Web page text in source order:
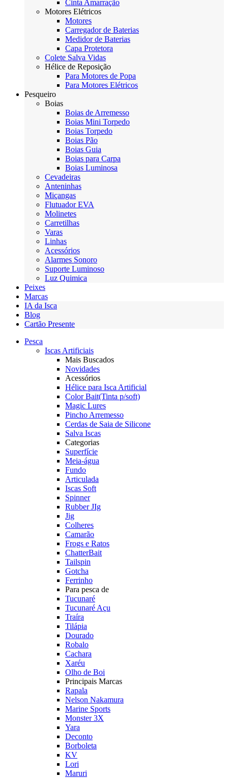
Cinta Amarração
Motores Elétricos
Motores
Carregador de Baterias
Medidor de Baterias
Capa Protetora
Colete Salva Vidas
Hélice de Reposição
Para Motores de Popa
Para Motores Elétricos
Pesqueiro
Boias
Boias de Arremesso
Boias Mini Torpedo
Boias Torpedo
Boias Pão
Boias Guia
Boias para Carpa
Boias Luminosa
Cevadeiras
Anteninhas
Miçangas
Flutuador EVA
Molinetes
Carretilhas
Varas
Linhas
Acessórios
Alarmes Sonoro
Suporte Luminoso
Luz Quimica
Peixes
Marcas
IA da Isca
Blog
Cartão Presente
Pesca
Iscas Artificiais
Mais Buscados
Novidades
Acessórios
Hélice para Isca Artificial
Color Bait(Tinta p/soft)
Magic Lures
Pincho Arremesso
Cerdas de Saia de Silicone
Salva Iscas
Categorias
Superfície
Meia-água
Fundo
Articulada
Iscas Soft
Spinner
Rubber JIg
Jig
Colheres
Camarão
Frogs e Ratos
ChatterBait
Tailspin
Gotcha
Ferrinho
Para pesca de
Tucunaré
Tucunaré Açu
Traíra
Tilápia
Dourado
Robalo
Cachara
Xaréu
Olho de Boi
Principais Marcas
Rapala
Nelson Nakamura
Marine Sports
Monster 3X
Yara
Deconto
Borboleta
KV
Lori
Maruri